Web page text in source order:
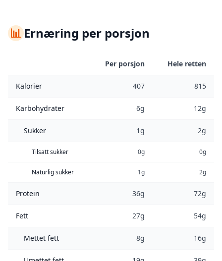
📊Ernæring per porsjon
Per porsjon Hele retten
Kalorier 407 815
Karbohydrater 6g 12g
Sukker 1g 2g
Tilsatt sukker 0g 0g
Naturlig sukker 1g 2g
Protein 36g 72g
Fett 27g 54g
Mettet fett 8g 16g